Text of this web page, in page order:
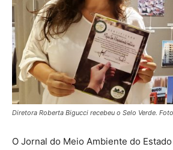
Diretora Roberta Bigucci recebeu o Selo Verde.
O Jornal do Meio Ambiente do